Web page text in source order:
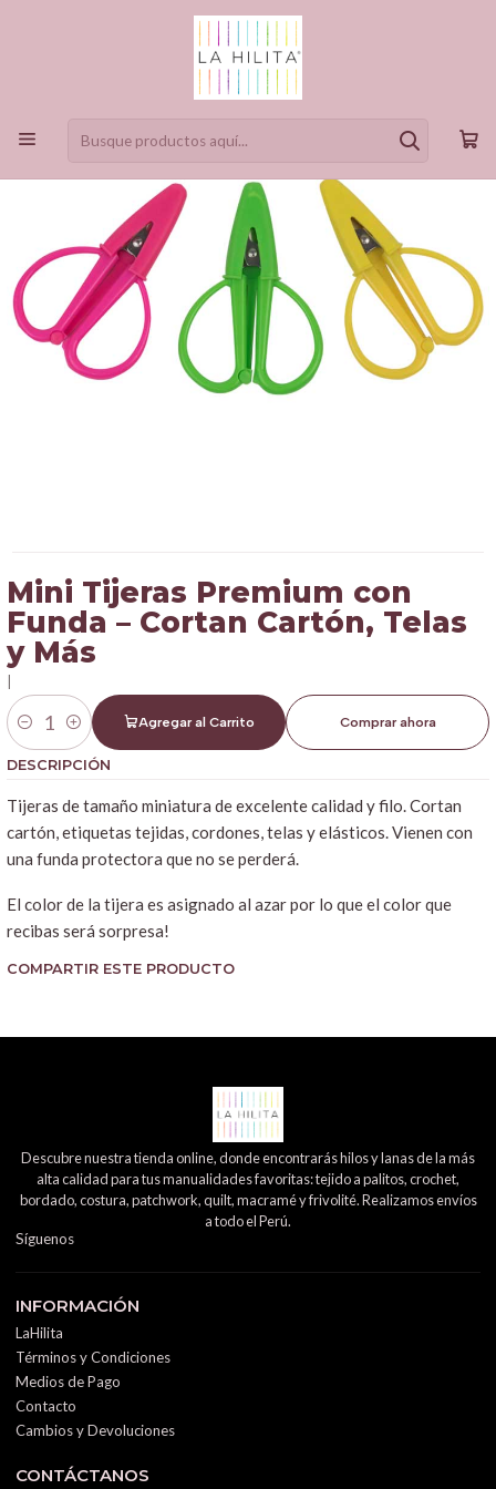
Mini Tijeras Premium con
Funda – Cortan Cartón, Telas
y Más
Cantidad
Agregar al Carrito Comprar ahora
DESCRIPCIÓN
Tijeras de tamaño miniatura de excelente calidad y filo. Cortan
cartón, etiquetas tejidas, cordones, telas y elásticos. Vienen con
una funda protectora que no se perderá.
El color de la tijera es asignado al azar por lo que el color que
recibas será sorpresa!
COMPARTIR ESTE PRODUCTO
Descubre nuestra tienda online, donde encontrarás hilos y lanas de la más
alta calidad para tus manualidades favoritas: tejido a palitos, crochet,
bordado, costura, patchwork, quilt, macramé y frivolité. Realizamos envíos
a todo el Perú.
Síguenos
INFORMACIÓN
LaHilita
Términos y Condiciones
Medios de Pago
Contacto
Cambios y Devoluciones
CONTÁCTANOS